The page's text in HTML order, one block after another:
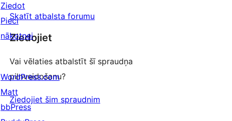
Skatīt atbalsta forumu
Ziedojiet
Vai vēlaties atbalstīt šī spraudņa
pilnveidošanu?
Ziedojiet šim spraudnim
Ziedot
Pieci
nākotnei
WordPress.com
Matt
bbPress